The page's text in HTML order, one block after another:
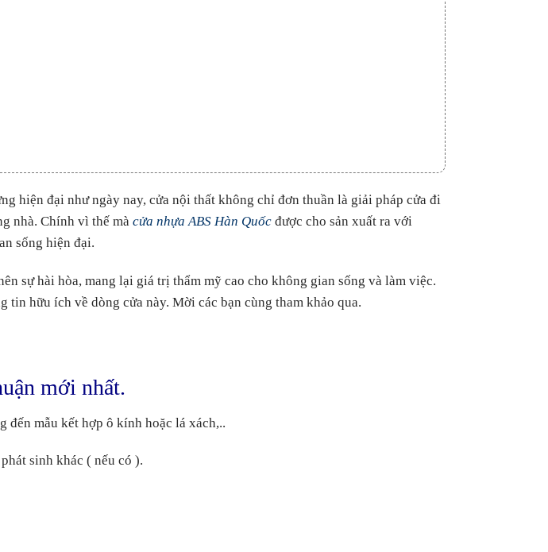
hiện đại như ngày nay, cửa nội thất không chỉ đơn thuần là giải pháp cửa đi
nhà. Chính vì thế mà cửa nhựa ABS Hàn Quốcđược cho sản xuất ra với
sống hiện đại.
sự hài hòa, mang lại giá trị thẩm mỹ cao cho không gian sống và làm việc.
hữu ích về dòng cửa này. Mời các bạn cùng tham khảo qua.
mới nhất.
đến mẫu kết hợp ô kính hoặc lá xách,..
sinh khác ( nếu có ).